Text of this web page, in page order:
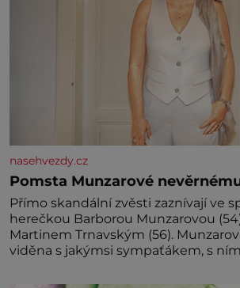
nasehvezdy.cz
Pomsta Munzarové
Přímo skandální zvěsti zaznívají ve
herečkou Barborou Munzarovou
Martinem Trnavským (56).
viděna s jakýmsi sympaťákem, s